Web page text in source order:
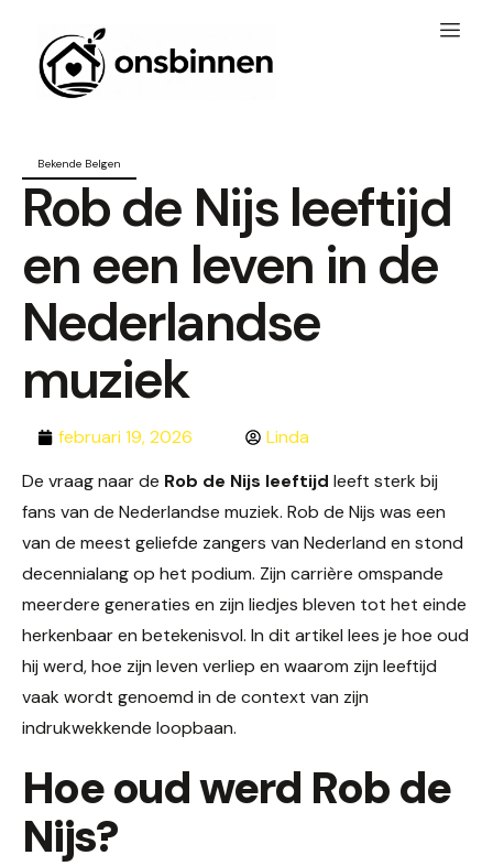
Bekende Belgen
Rob de Nijs leeftijd
en een leven in de
Nederlandse
muziek
februari 19, 2026
Linda
De vraag naar de Rob de Nijs leeftijd leeft sterk bij
fans van de Nederlandse muziek. Rob de Nijs was een
van de meest geliefde zangers van Nederland en stond
decennialang op het podium. Zijn carrière omspande
meerdere generaties en zijn liedjes bleven tot het einde
herkenbaar en betekenisvol. In dit artikel lees je hoe oud
hij werd, hoe zijn leven verliep en waarom zijn leeftijd
vaak wordt genoemd in de context van zijn
indrukwekkende loopbaan.
Hoe oud werd Rob de
Nijs?